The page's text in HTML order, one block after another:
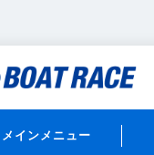
メインメニュー